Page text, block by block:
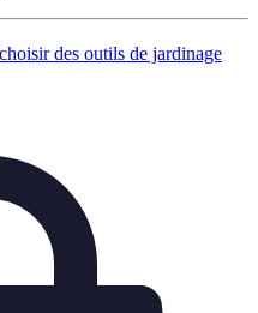
des outils de jardinage